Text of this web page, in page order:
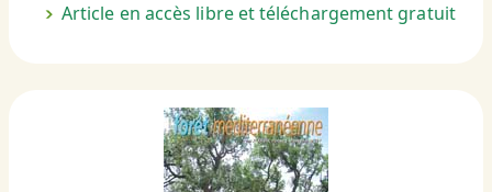
Article en accès libre et téléchargement gratuit